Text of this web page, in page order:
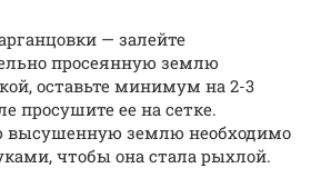
— залейте
просеянную землю
оставьте минимум на 2-3
просушите ее на сетке.
высушенную землю необходимо
чтобы она стала рыхлой.